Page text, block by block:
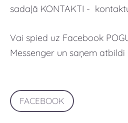
sadaļā KONTAKTI -
Vai spied uz Facebook
Messenger un saņem atbildi
FACEBOOK